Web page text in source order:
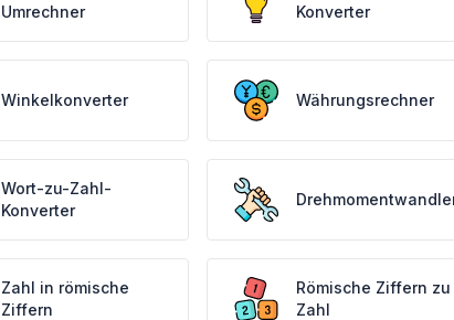
Umrechner
Konverter
Winkelkonverter Währungsrechner
Wort-zu-Zahl-
Konverter
Zahl in römische
Ziffern
Römische Ziffern zu
Zahl